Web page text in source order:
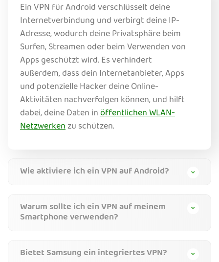
Ein VPN für Android verschlüsselt deine
Internetverbindung und verbirgt deine IP-
Adresse, wodurch deine Privatsphäre beim
Surfen, Streamen oder beim Verwenden von
Apps geschützt wird. Es verhindert
außerdem, dass dein Internetanbieter, Apps
und potenzielle Hacker deine Online-
Aktivitäten nachverfolgen können, und hilft
dabei, deine Daten inöffentlichen WLAN-
Netzwerkenzu schützen.
Wie aktiviere ich ein VPN auf Android?
Warum sollte ich ein VPN auf meinem
Smartphone verwenden?
Bietet Samsung ein integriertes VPN?